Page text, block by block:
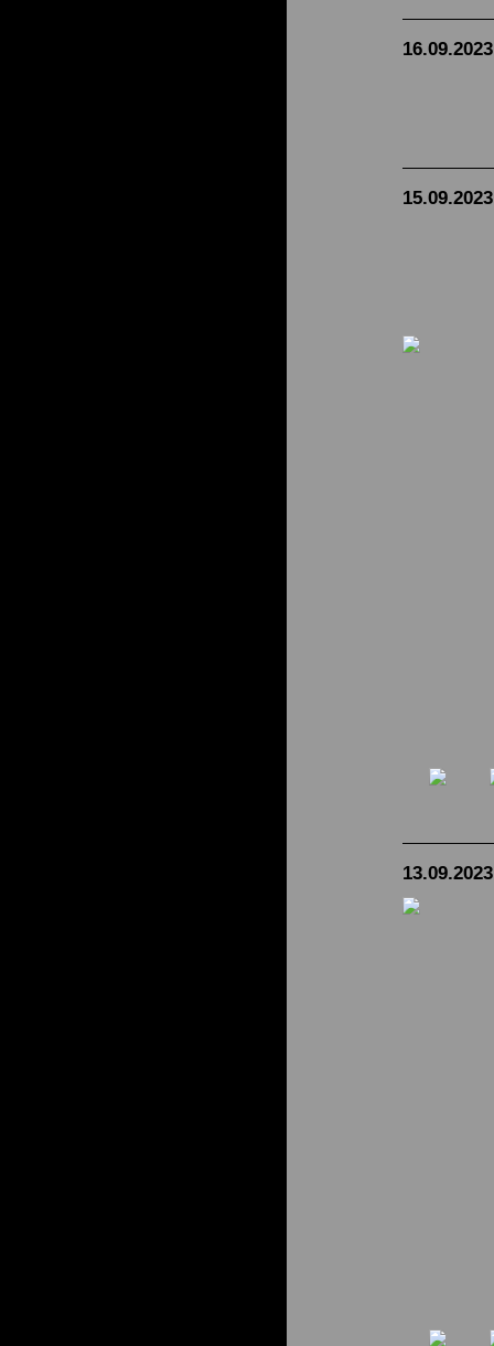
16.09.2023
15.09.2023
13.09.2023